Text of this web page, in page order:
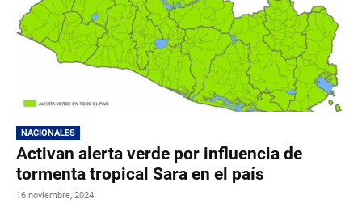
NACIONALES
Activan alerta verde por influencia de
tormenta tropical Sara en el país
16 noviembre, 2024